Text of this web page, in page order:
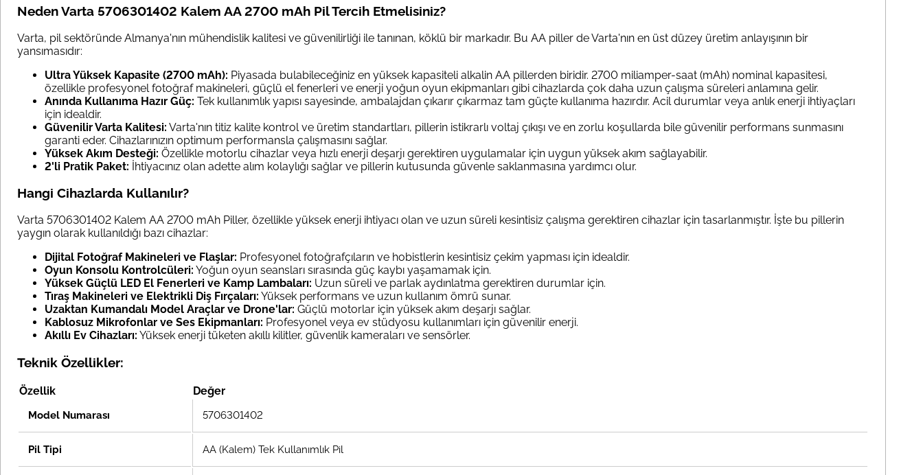
Neden Varta 5706301402 Kalem AA 2700 mAh Pil Tercih Etmelisiniz?
Varta, pil sektöründe Almanya'nın mühendislik kalitesi ve güvenilirliği ile tanınan, köklü bir markadır. Bu AA piller de Varta'nın en üst düzey üretim anlayışının bir
yansımasıdır:
Ultra Yüksek Kapasite (2700 mAh): Piyasada bulabileceğiniz en yüksek kapasiteli alkalin AA pillerden biridir. 2700 miliamper-saat (mAh) nominal kapasitesi,
özellikle profesyonel fotoğraf makineleri, güçlü el fenerleri ve enerji yoğun oyun ekipmanları gibi cihazlarda çok daha uzun çalışma süreleri anlamına gelir.
Anında Kullanıma Hazır Güç: Tek kullanımlık yapısı sayesinde, ambalajdan çıkarır çıkarmaz tam güçte kullanıma hazırdır. Acil durumlar veya anlık enerji ihtiyaçları
için idealdir.
Güvenilir Varta Kalitesi: Varta'nın titiz kalite kontrol ve üretim standartları, pillerin istikrarlı voltaj çıkışı ve en zorlu koşullarda bile güvenilir performans sunmasını
garanti eder. Cihazlarınızın optimum performansla çalışmasını sağlar.
Yüksek Akım Desteği: Özellikle motorlu cihazlar veya hızlı enerji deşarjı gerektiren uygulamalar için uygun yüksek akım sağlayabilir.
2'li Pratik Paket: İhtiyacınız olan adette alım kolaylığı sağlar ve pillerin kutusunda güvenle saklanmasına yardımcı olur.
Hangi Cihazlarda Kullanılır?
Varta 5706301402 Kalem AA 2700 mAh Piller, özellikle yüksek enerji ihtiyacı olan ve uzun süreli kesintisiz çalışma gerektiren cihazlar için tasarlanmıştır. İşte bu pillerin
yaygın olarak kullanıldığı bazı cihazlar:
Dijital Fotoğraf Makineleri ve Flaşlar: Profesyonel fotoğrafçıların ve hobistlerin kesintisiz çekim yapması için idealdir.
Oyun Konsolu Kontrolcüleri: Yoğun oyun seansları sırasında güç kaybı yaşamamak için.
Yüksek Güçlü LED El Fenerleri ve Kamp Lambaları: Uzun süreli ve parlak aydınlatma gerektiren durumlar için.
Tıraş Makineleri ve Elektrikli Diş Fırçaları: Yüksek performans ve uzun kullanım ömrü sunar.
Uzaktan Kumandalı Model Araçlar ve Drone'lar: Güçlü motorlar için yüksek akım deşarjı sağlar.
Kablosuz Mikrofonlar ve Ses Ekipmanları: Profesyonel veya ev stüdyosu kullanımları için güvenilir enerji.
Akıllı Ev Cihazları: Yüksek enerji tüketen akıllı kilitler, güvenlik kameraları ve sensörler.
Teknik Özellikler:
Özellik Değer
Model Numarası 5706301402
Pil Tipi AA (Kalem) Tek Kullanımlık Pil